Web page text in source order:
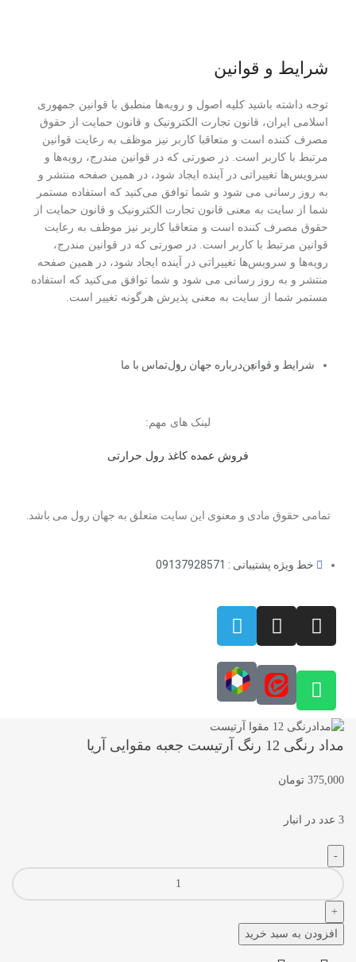
شرایط و قوانین
توجه داشته باشید کلیه اصول و رویه‏‌ها منطبق با قوانین جمهوری
اسلامی ایران، قانون تجارت الکترونیک و قانون حمایت از حقوق
مصرف کننده است و متعاقبا کاربر نیز موظف به رعایت قوانین
مرتبط با کاربر است. در صورتی که در قوانین مندرج، رویه‏‌ها و
سرویس‏‌ها تغییراتی در آینده ایجاد شود، در همین صفحه منتشر و
به روز رسانی می شود و شما توافق می‏‌کنید که استفاده مستمر
شما از سایت به معنی قانون تجارت الکترونیک و قانون حمایت از
حقوق مصرف کننده است و متعاقبا کاربر نیز موظف به رعایت
قوانین مرتبط با کاربر است. در صورتی که در قوانین مندرج،
رویه‏‌ها و سرویس‏‌ها تغییراتی در آینده ایجاد شود، در همین صفحه
منتشر و به روز رسانی می شود و شما توافق می‏‌کنید که استفاده
مستمر شما از سایت به معنی پذیرش هرگونه تغییر است.
شرایط و قوانیندرباره جهان رولتماس با ما
لینک های مهم:
فروش عمده کاغذ رول حرارتی
تمامی حقوق مادی و معنوی این سایت متعلق به جهان رول می باشد.
خط ویژه پشتیبانی : 09137928571
مداد رنگی 12 رنگ آرتیست جعبه مقوایی آریا
375,000 تومان
3 عدد در انبار
افزودن به سبد خرید